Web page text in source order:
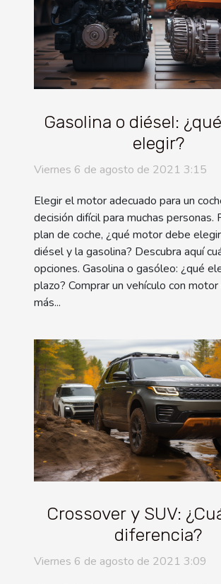
Gasolina o diésel:
elegir?
Viernes 6 de agosto de 2021 3:15
Elegir el motor adecuado para un
decisión difícil para muchas personas.
plan de coche, ¿qué motor debe
diésel y la gasolina? Descubra aquí
opciones. Gasolina o gasóleo: ¿qué
plazo? Comprar un vehículo con
más...
Crossover y SUV:
diferencia?
Viernes 6 de agosto de 2021 3:09